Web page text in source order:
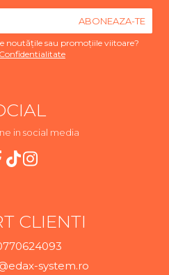
noutățile sau promoțiile viitoare?
in social media
CLIENTI
system.ro